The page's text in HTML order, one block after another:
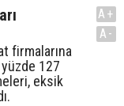
firmalarına
127
eksik
A+
A-